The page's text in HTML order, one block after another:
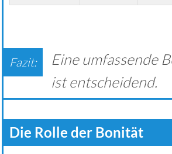
Eine umfassende
ist entscheidend.
Die Rolle der Bonität